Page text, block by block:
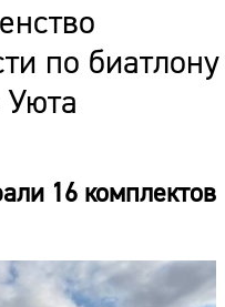
по биатлону
16 комплектов